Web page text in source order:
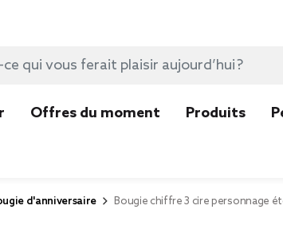
Offres du moment Produits
d'anniversaire Bougie chiffre 3 cire personnage